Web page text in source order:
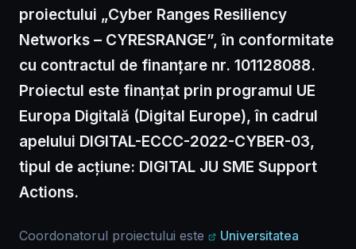
proiectului „Cyber Ranges Resiliency
Networks – CYRESRANGE”, în conformitate
cu contractul de finanțare nr. 101128088.
Proiectul este finanțat prin programul UE
Europa Digitală (Digital Europe), în cadrul
apelului DIGITAL-ECCC-2022-CYBER-03,
tipul de acțiune: DIGITAL JU SME Support
Actions.
Coordonatorul proiectului este
Universitatea